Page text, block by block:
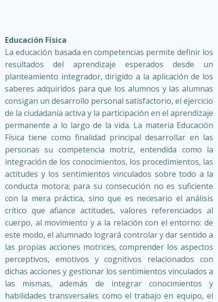
Educación Física
La educación basada en competencias permite definir los
resultados del aprendizaje esperados desde un
planteamiento integrador, dirigido a la aplicación de los
saberes adquiridos para que los alumnos y las alumnas
consigan un desarrollo personal satisfactorio, el ejercicio
de la ciudadanía activa y la participación en el aprendizaje
permanente a lo largo de la vida. La materia Educación
Física tiene como finalidad principal desarrollar en las
personas su competencia motriz, entendida como la
integración de los conocimientos, los procedimientos, las
actitudes y los sentimientos vinculados sobre todo a la
conducta motora; para su consecución no es suficiente
con la mera práctica, sino que es necesario el análisis
crítico que afiance actitudes, valores referenciados al
cuerpo, al movimiento y a la relación con el entorno: de
este modo, el alumnado logrará controlar y dar sentido a
las propias acciones motrices, comprender los aspectos
perceptivos, emotivos y cognitivos relacionados con
dichas acciones y gestionar los sentimientos vinculados a
las mismas, además de integrar conocimientos y
habilidades transversales como el trabajo en equipo, el